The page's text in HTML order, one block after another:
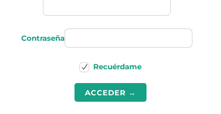
Contraseña
Recuérdame